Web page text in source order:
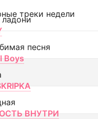
треки недели
песня
Boys
ВНУТРИ